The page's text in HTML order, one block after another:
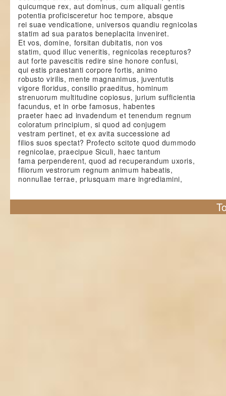
quicumque rex, aut dominus, cum aliquali gentis
potentia proficisceretur hoc tempore, absque
rei suae vendicatione, universos quandiu regnicolas
statim ad sua paratos beneplacita inveniret.
Et vos, domine, forsitan dubitatis, non vos
statim, quod illuc veneritis, regnicolas recepturos?
aut forte pavescitis redire sine honore confusi,
qui estis praestanti corpore fortis, animo
robusto virilis, mente magnanimus, juventutis
vigore floridus, consilio praeditus, hominum
strenuorum multitudine copiosus, jurium sufficientia
facundus, et in orbe famosus, habentes
praeter haec ad invadendum et tenendum regnum
coloratum principium, si quod ad conjugem
vestram pertinet, et ex avita successione ad
filios suos spectat? Profecto scitote quod dummodo
regnicolae, praecipue Siculi, haec tantum
fama perpenderent, quod ad recuperandum uxoris,
filiorum vestrorum regnum animum habeatis,
nonnullae terrae, priusquam mare ingrediamini,